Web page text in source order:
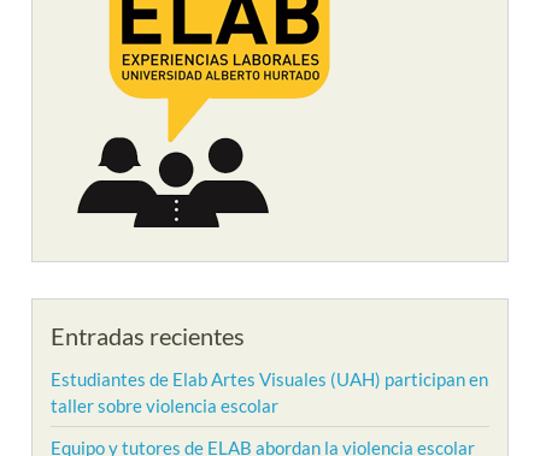
Entradas recientes
Estudiantes de Elab Artes Visuales (UAH) participan en
taller sobre violencia escolar
Equipo y tutores de ELAB abordan la violencia escolar